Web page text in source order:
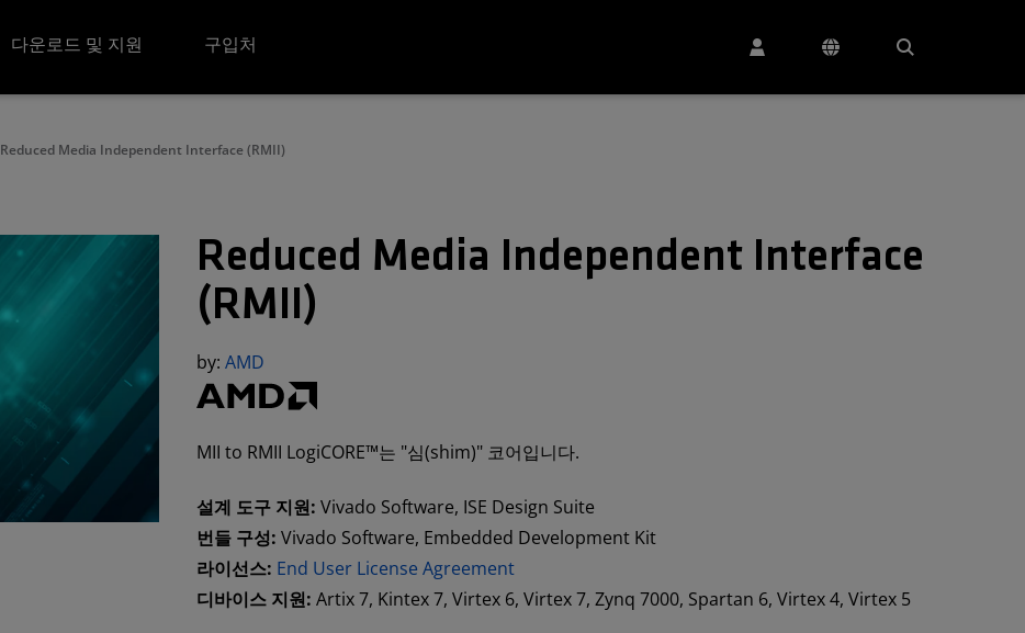
다운로드 및 지원 구입처
Reduced Media Independent Interface (RMII)
Reduced Media Independent Interface
(RMII)
by:AMD
MII to RMII LogiCORE™는 "심(shim)" 코어입니다.
설계 도구 지원:Vivado Software, ISE Design Suite
번들 구성:Vivado Software, Embedded Development Kit
라이선스: End User License Agreement
디바이스 지원:Artix 7, Kintex 7, Virtex 6, Virtex 7, Zynq 7000, Spartan 6, Virtex 4, Virtex 5